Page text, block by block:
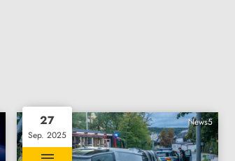
News5
27
Sep. 2025